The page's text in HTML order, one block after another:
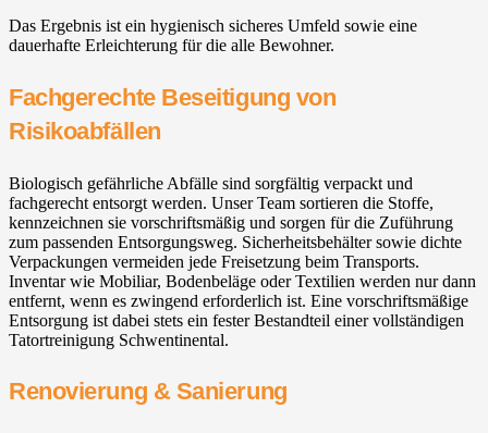
Das Ergebnis ist ein hygienisch sicheres Umfeld sowie eine
dauerhafte Erleichterung für die alle Bewohner.
Fachgerechte Beseitigung von
Risikoabfällen
Biologisch gefährliche Abfälle sind sorgfältig verpackt und
fachgerecht entsorgt werden. Unser Team sortieren die Stoffe,
kennzeichnen sie vorschriftsmäßig und sorgen für die Zuführung
zum passenden Entsorgungsweg. Sicherheitsbehälter sowie dichte
Verpackungen vermeiden jede Freisetzung beim Transports.
Inventar wie Mobiliar, Bodenbeläge oder Textilien werden nur dann
entfernt, wenn es zwingend erforderlich ist. Eine vorschriftsmäßige
Entsorgung ist dabei stets ein fester Bestandteil einer vollständigen
Tatortreinigung Schwentinental.
Renovierung & Sanierung